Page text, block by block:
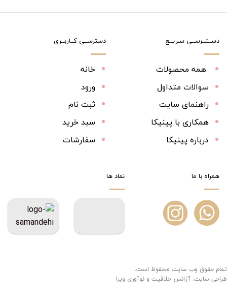
دســتــرســی سـریــع
همه محصولات
سوالات متداول
راهنمای سایت
همکاری با پینیکا
درباره پینیکا
دسترســی کــاربــری
خانه
ورود
ثبت نام
سبد خرید
سفارشات
همراه با ما نماد ها
تمام حقوق وب سایت محفوظ است.
طراحی سایت: آژانس خلاقیت و نوآوری ویرا